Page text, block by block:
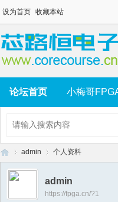
设为首页 收藏本站
论坛首页 小梅哥
admin 个人资料
admin
https://fpga.cn/?1